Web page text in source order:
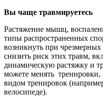
Вы чаще травмируетесь
Растяжение мышц,
типы распространенных
возникнуть при
снизить риск этих травм,
динамическую растяжку и
можете менять
видом тренировок
велосипеде).